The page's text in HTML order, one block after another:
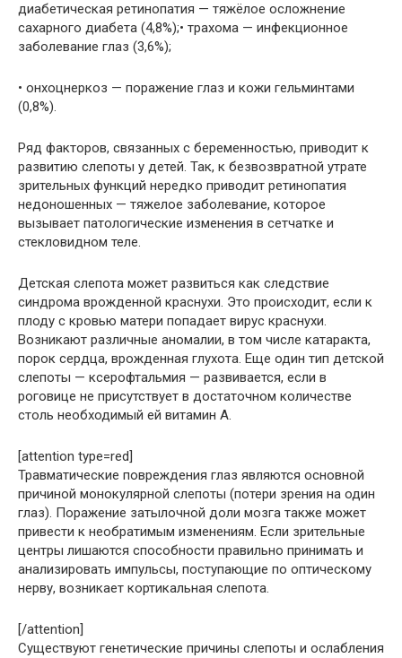
диабетическая ретинопатия — тяжёлое осложнение
сахарного диабета (4,8%);• трахома — инфекционное
заболевание глаз (3,6%);
• онхоцнеркоз — поражение глаз и кожи гельминтами
(0,8%).
Ряд факторов, связанных с беременностью, приводит к
развитию слепоты у детей. Так, к безвозвратной утрате
зрительных функций нередко приводит ретинопатия
недоношенных — тяжелое заболевание, которое
вызывает патологические изменения в сетчатке и
стекловидном теле.
Детская слепота может развиться как следствие
синдрома врожденной краснухи. Это происходит, если к
плоду с кровью матери попадает вирус краснухи.
Возникают различные аномалии, в том числе катаракта,
порок сердца, врожденная глухота. Еще один тип детской
слепоты — ксерофтальмия — развивается, если в
роговице не присутствует в достаточном количестве
столь необходимый ей витамин А.
[attention type=red]
Травматические повреждения глаз являются основной
причиной монокулярной слепоты (потери зрения на один
глаз). Поражение затылочной доли мозга также может
привести к необратимым изменениям. Если зрительные
центры лишаются способности правильно принимать и
анализировать импульсы, поступающие по оптическому
нерву, возникает кортикальная слепота.
[/attention]
Существуют генетические причины слепоты и ослабления